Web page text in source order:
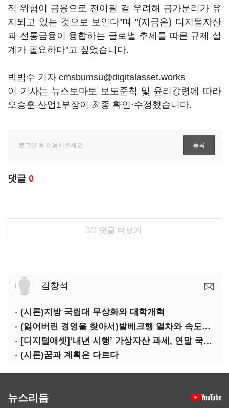
적 위험이 금융으로 전이될 걸 우려해 금가분리가 유
지되고 있는 것으로 보인다"며 "(지금은) 디지털자산
과 전통금융이 융합하는 글로벌 추세를 따른 규제 설
계가 필요하다"고 짚었습니다.
박범수 기자 cmsbumsu@digitalasset.works
이 기사는 뉴스토마토 보도준칙 및 윤리강령에 따라
오승훈 산업1부장이 최종 확인·수정했습니다.
댓글 0
0/0 댓글 더보기
김창석
(시론)지방 국립대 무상화와 대학개혁
(잃어버린 경영을 찾아서)발베크행 열차와 속도의 환상: 디지털 전환과 물류 혁신의 포용적 노동 전략
[디지털애셋]‘내년 시행’ 가상자산 과세, 연말 국회 문턱 넘을까
(시론)꿈과 계획은 다르다
뉴스리듬